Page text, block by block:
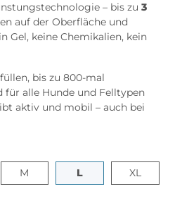
– bis zu 3
auf der Oberfläche und
Gel, keine Chemikalien, kein
bis zu 800-mal
für alle Hunde und Felltypen
aktiv und mobil – auch bei
M LL XL